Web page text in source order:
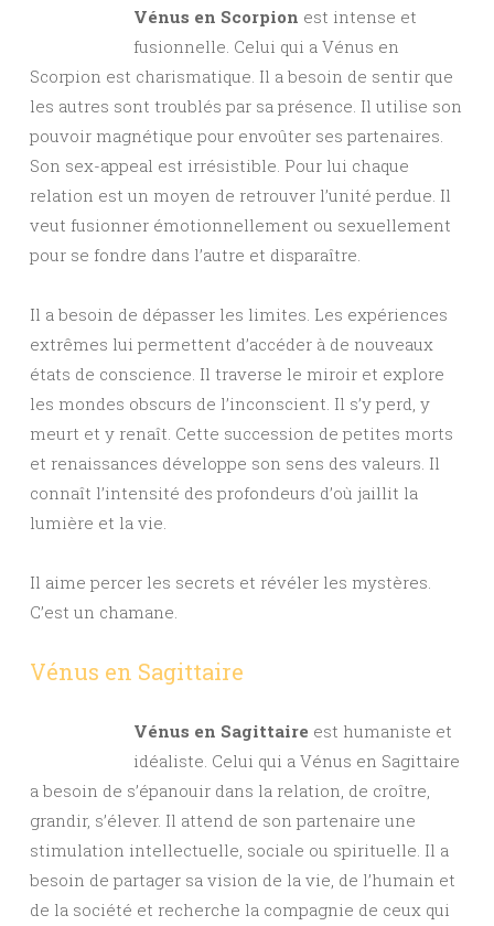
Vénus en Scorpion est intense et
fusionnelle. Celui qui a Vénus en
Scorpion est charismatique. Il a besoin de sentir que
les autres sont troublés par sa présence. Il utilise son
pouvoir magnétique pour envoûter ses partenaires.
Son sex-appeal est irrésistible. Pour lui chaque
relation est un moyen de retrouver l’unité perdue. Il
veut fusionner émotionnellement ou sexuellement
pour se fondre dans l’autre et disparaître.
Il a besoin de dépasser les limites. Les expériences
extrêmes lui permettent d’accéder à de nouveaux
états de conscience. Il traverse le miroir et explore
les mondes obscurs de l’inconscient. Il s’y perd, y
meurt et y renaît. Cette succession de petites morts
et renaissances développe son sens des valeurs. Il
connaît l’intensité des profondeurs d’où jaillit la
lumière et la vie.
Il aime percer les secrets et révéler les mystères.
C’est un chamane.
Vénus en Sagittaire
Vénus en Sagittaire est humaniste et
idéaliste. Celui qui a Vénus en Sagittaire
a besoin de s’épanouir dans la relation, de croître,
grandir, s’élever. Il attend de son partenaire une
stimulation intellectuelle, sociale ou spirituelle. Il a
besoin de partager sa vision de la vie, de l’humain et
de la société et recherche la compagnie de ceux qui